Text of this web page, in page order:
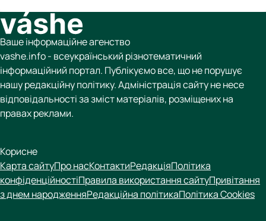
Ваше інформаційне агенство
vashe.info - всеукраїнський різнотематичний
інформаційний портал. Публікуємо все, що не порушує
нашу редакційну політику. Адміністрація сайту не несе
відповідальності за зміст матеріалів, розміщених на
правах реклами.
Корисне
Карта сайтуПро насКонтактиРедакціяПолітика
конфіденційностіПравила використання сайтуПривітання
з днем народженняРедакційна політикаПолітика Cookies